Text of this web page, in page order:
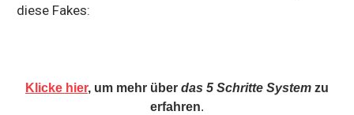
diese Fakes:
Klicke hier, um mehr über das 5 Schritte System zu
erfahren.